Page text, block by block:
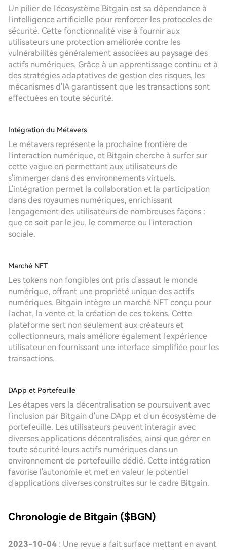
Un pilier de l'écosystème Bitgain est sa dépendance à
l'intelligence artificielle pour renforcer les protocoles de
sécurité. Cette fonctionnalité vise à fournir aux
utilisateurs une protection améliorée contre les
vulnérabilités généralement associées au paysage des
actifs numériques. Grâce à un apprentissage continu et à
des stratégies adaptatives de gestion des risques, les
mécanismes d'IA garantissent que les transactions sont
effectuées en toute sécurité.
Intégration du Métavers
Le métavers représente la prochaine frontière de
l'interaction numérique, et Bitgain cherche à surfer sur
cette vague en permettant aux utilisateurs de
s'immerger dans des environnements virtuels.
L'intégration permet la collaboration et la participation
dans des royaumes numériques, enrichissant
l'engagement des utilisateurs de nombreuses façons :
que ce soit par le jeu, le commerce ou l'interaction
sociale.
Marché NFT
Les tokens non fongibles ont pris d'assaut le monde
numérique, offrant une propriété unique des actifs
numériques. Bitgain intègre un marché NFT conçu pour
l'achat, la vente et la création de ces tokens. Cette
plateforme sert non seulement aux créateurs et
collectionneurs, mais améliore également l'expérience
utilisateur en fournissant une interface simplifiée pour les
transactions.
DApp et Portefeuille
Les étapes vers la décentralisation se poursuivent avec
l'inclusion par Bitgain d'une DApp et d'un écosystème de
portefeuille. Les utilisateurs peuvent interagir avec
diverses applications décentralisées, ainsi que gérer en
toute sécurité leurs actifs numériques dans un
environnement de portefeuille dédié. Cette intégration
favorise l'autonomie et met en valeur le potentiel
d'applications diverses construites sur le cadre Bitgain.
Chronologie de Bitgain ($BGN)
2023-10-04 : Une revue a fait surface mettant en avant